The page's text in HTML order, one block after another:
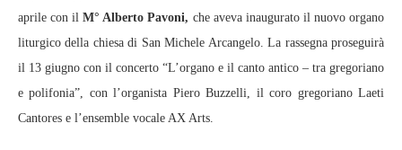
aprile con ilM° Alberto Pavoni, che aveva inaugurato il nuovo organo
liturgico della chiesa di San Michele Arcangelo. La rassegna proseguirà
il 13 giugno con il concerto “L’organo e il canto antico – tra gregoriano
e polifonia”, con l’organista Piero Buzzelli, il coro gregoriano Laeti
Cantores e l’ensemble vocale AX Arts.